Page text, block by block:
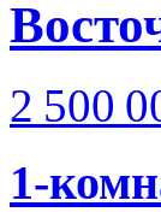
2 500
1-